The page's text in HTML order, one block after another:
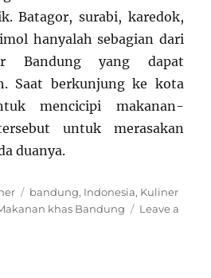
Batagor, surabi, karedok,
hanyalah sebagian dari
Bandung yang dapat
Saat berkunjung ke kota
mencicipi makanan-
untuk merasakan
duanya.
Tags
bandung, Indonesia, Kuliner
khas Bandung
Leave a